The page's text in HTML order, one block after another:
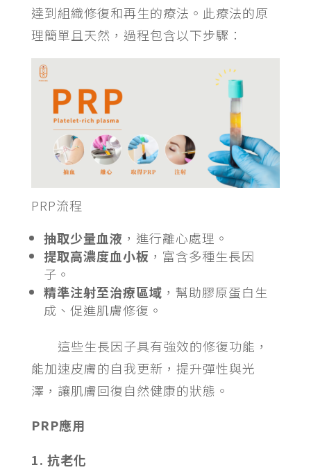
達到組織修復和再生的療法。此療法的原
理簡單且天然，過程包含以下步驟：
PRP流程
抽取少量血液 ，進行離心處理。
提取高濃度血小板 ，富含多種生長因
子。
精準注射至治療區域 ，幫助膠原蛋白生
成、促進肌膚修復。
這些生長因子具有強效的修復功能，
能加速皮膚的自我更新，提升彈性與光
澤，讓肌膚回復自然健康的狀態。
PRP應用
1. 抗老化